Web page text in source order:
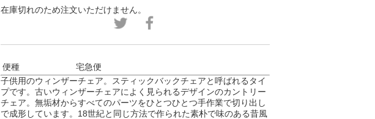
在庫切れのため注文いただけません。
便種
宅急便
子供用のウィンザーチェア。スティックバックチェアと呼ばれるタイ
プです。古いウィンザーチェアによく見られるデザインのカントリー
チェア。無垢材からすべてのパーツをひとつひとつ手作業で切り出し
で成形しています。18世紀と同じ方法で作られた素朴で味のある昔風